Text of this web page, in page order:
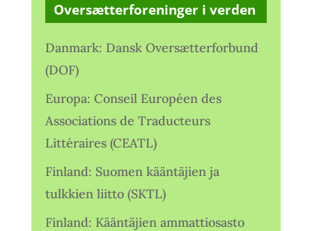
Oversætterforeninger i verden
Danmark: Dansk Oversætterforbund
(DOF)
Europa: Conseil Européen des
Associations de Traducteurs
Littéraires (CEATL)
Finland: Suomen kääntäjien ja
tulkkien liitto (SKTL)
Finland: Kääntäjien ammattiosasto